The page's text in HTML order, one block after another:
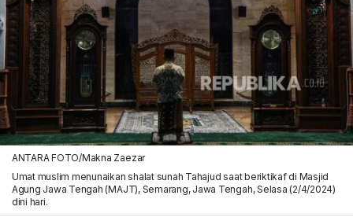
ANTARA FOTO/Makna Zaezar
Umat muslim menunaikan shalat sunah Tahajud saat beriktikaf di Masjid
Agung Jawa Tengah (MAJT), Semarang, Jawa Tengah, Selasa (2/4/2024)
dini hari.